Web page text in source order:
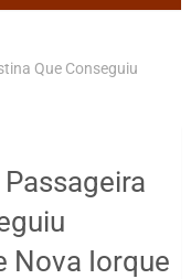
Que Conseguiu
Nova Iorque